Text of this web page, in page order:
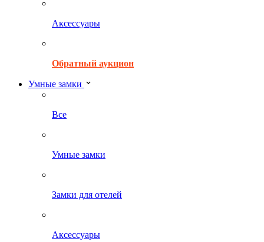
Аксессуары
Обратный аукцион
Умные замки
Все
Умные замки
Замки для отелей
Аксессуары